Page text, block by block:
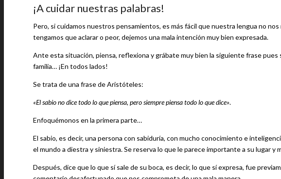
¡A cuidar nuestras palabras!
Pero, si cuidamos nuestros pensamientos, es más fácil que nuestra lengua no
tengamos que aclarar o peor, dejemos una mala intención muy bien expresada.
Ante esta situación, piensa, reflexiona y grábate muy bien la siguiente frase
familia… ¡En todos lados!
Se trata de una frase de Aristóteles:
«El sabio no dice todo lo que piensa, pero siempre piensa todo lo que dice».
Enfoquémonos en la primera parte…
El sabio, es decir, una persona con sabiduría, con mucho conocimiento e
el mundo a diestra y siniestra. Se reserva lo que le parece importante a su lugar y
Después, dice que lo que sí sale de su boca, es decir, lo que sí expresa, fue